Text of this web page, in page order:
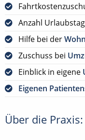
Anzahl
Hilfe bei der
Zuschuss bei
Einblick in eigene
Eigenen
Über die Praxis: